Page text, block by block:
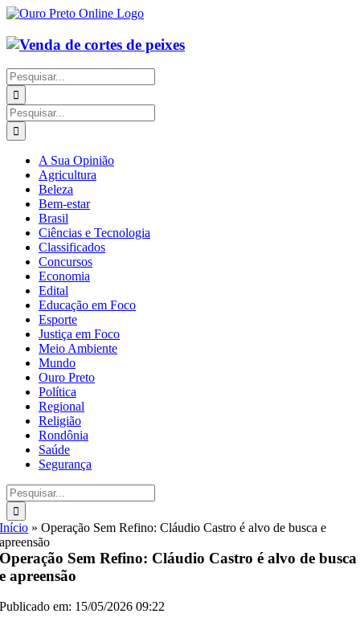
Ir
o
conteúdo
Buscar
resultados
para:
Buscar
resultados
para:
A Sua Opinião
Agricultura
Beleza
Bem-estar
Brasil
Ciências e Tecnologia
Classificados
Concursos
Economia
Edital
Educação em Foco
Esporte
Justiça em Foco
Meio Ambiente
Mundo
Ouro Preto
Política
Regional
Religião
Rondônia
Saúde
Segurança
Buscar
resultados
para:
Início »Operação Sem Refino: Cláudio Castro é alvo de busca e
apreensão
Operação Sem Refino: Cláudio Castro é alvo de busca
e apreensão
Publicado em: 15/05/2026 09:22